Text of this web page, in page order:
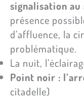
signalisation au
présence
d’affluence, la
problématique.
La nuit,
Point noir :
citadelle)